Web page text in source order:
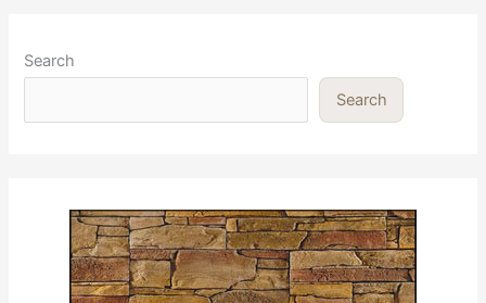
Search
Search